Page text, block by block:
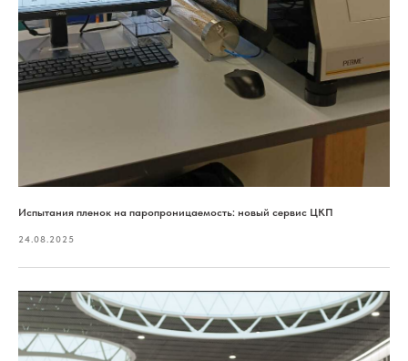
Испытания пленок на паропроницаемость: новый сервис ЦКП
24.08.2025